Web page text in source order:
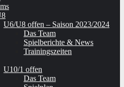
U6/U8 offen – Saison 2023/2024
Das Team
Spielberichte & News
Trainingszeiten
U10/1 offen
Das Team